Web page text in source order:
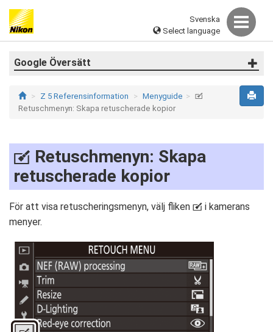
Svenska
Select language
Google Översätt
Z 5 Referensinformation Menyguide N
Retuschmenyn: Skapa retuscherade kopior
N Retuschmenyn: Skapa
retuscherade kopior
För att visa retuscheringsmenyn, välj fliken N i kamerans
menyer.